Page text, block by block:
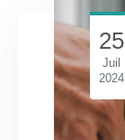
25
Juil
2024